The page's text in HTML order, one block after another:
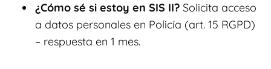
¿Cómo sé si estoy en SIS II? Solicita acceso
a datos personales en Policía (art. 15 RGPD)
– respuesta en 1 mes.